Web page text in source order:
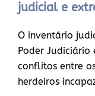
judicial e
O inventário
Poder
conflitos entre
herdeiros